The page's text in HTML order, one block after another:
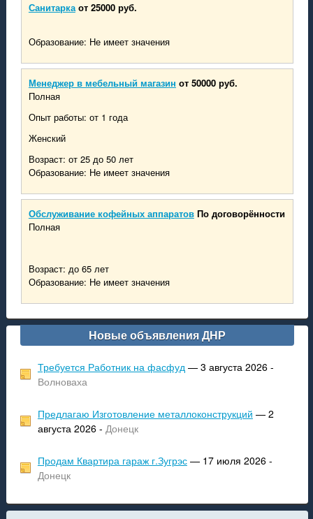
Санитарка от 25000 руб.
Образование: Не имеет значения
Менеджер в мебельный магазин от 50000 руб.
Полная
Опыт работы: от 1 года
Женский
Возраст: от 25 до 50 лет
Образование: Не имеет значения
Обслуживание кофейных аппаратов По договорённости
Полная
Возраст: до 65 лет
Образование: Не имеет значения
Новые объявления ДНР
Требуется Работник на фасфуд— 3 августа 2026 -
Волноваха
Предлагаю Изготовление металлоконструкций — 2
августа 2026 - Донецк
Продам Квартира гараж г.Зугрэс— 17 июля 2026 -
Донецк